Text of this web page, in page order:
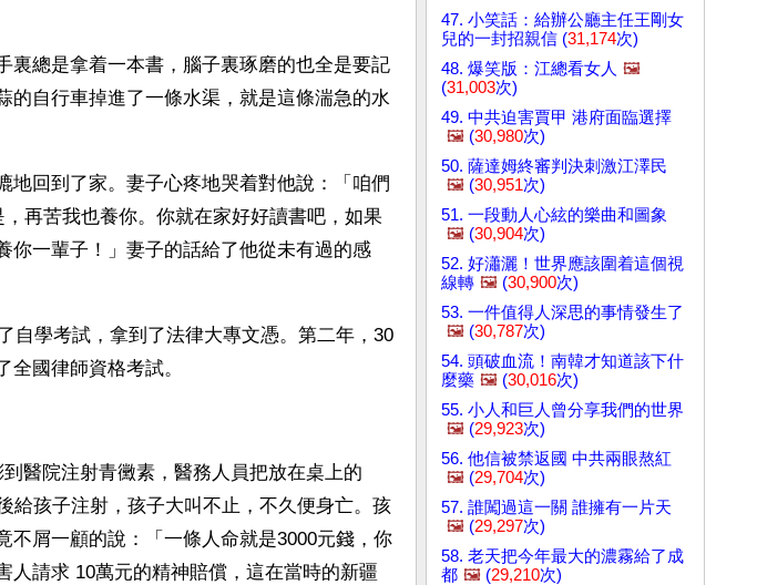
裏總是拿着一本書，腦子裏琢磨的也全是要記
的自行車掉進了一條水渠，就是這條湍急的水
地回到了家。妻子心疼地哭着對他說：「咱們
再苦我也養你。你就在家好好讀書吧，如果
你一輩子！」妻子的話給了他從未有過的感
自學考試，拿到了法律大專文憑。第二年，30
國律師資格考試。
醫院注射青黴素，醫務人員把放在桌上的
給孩子注射，孩子大叫不止，不久便身亡。孩
屑一顧的說：「一條人命就是3000元錢，你
人請求 10萬元的精神賠償，這在當時的新疆
47. 小笑話：給辦公廳主任王剛女
兒的一封招親信 (31,174次)
48. 爆笑版：江總看女人 🖼️
(31,003次)
49. 中共迫害賈甲 港府面臨選擇
🖼️ (30,980次)
50. 薩達姆終審判決刺激江澤民
🖼️ (30,951次)
51. 一段動人心絃的樂曲和圖象
🖼️ (30,904次)
52. 好瀟灑！世界應該圍着這個視
線轉 🖼️ (30,900次)
53. 一件值得人深思的事情發生了
🖼️ (30,787次)
54. 頭破血流！南韓才知道該下什
麼藥 🖼️ (30,016次)
55. 小人和巨人曾分享我們的世界
🖼️ (29,923次)
56. 他信被禁返國 中共兩眼熬紅
🖼️ (29,704次)
57. 誰闖過這一關 誰擁有一片天
🖼️ (29,297次)
58. 老天把今年最大的濃霧給了成
都 🖼️ (29,210次)